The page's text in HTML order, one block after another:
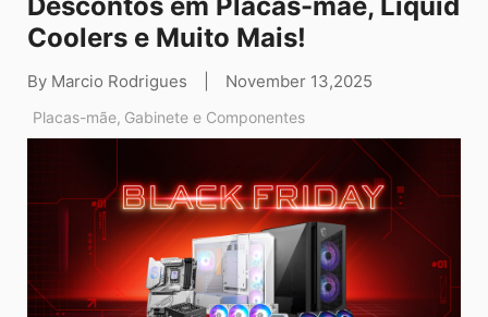
Coolers e Muito Mais!
By Marcio Rodrigues November 13,2025
Placas-mãe, Gabinete e Componentes